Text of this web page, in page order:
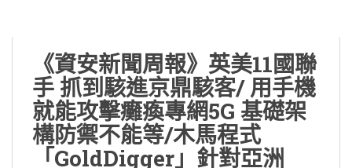
《資安新聞周報》英美11國聯
手 抓到駭進京鼎駭客/ 用手機
就能攻擊癱瘓專網5G 基礎架
構防禦不能等/木馬程式
「GoldDigger」針對亞洲